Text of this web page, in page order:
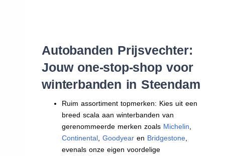
Autobanden Prijsvechter:
Jouw one-stop-shop voor
winterbanden in Steendam
Ruim assortiment topmerken: Kies uit een
breed scala aan winterbanden van
gerenommeerde merken zoals Michelin
Continental ,Goodyear en Bridgestone
evenals onze eigen voordelige